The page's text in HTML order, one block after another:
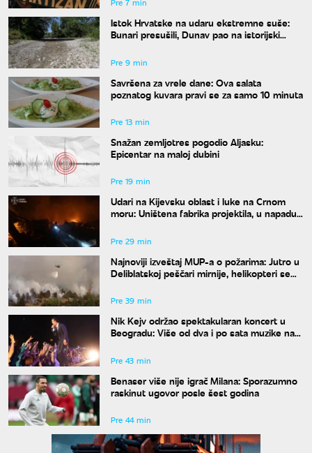
Pre 7 min
Istok Hrvatske na udaru ekstremne suše:
Bunari presušili, Dunav pao na istorijski
Pre 9 min
Savršena za vrele dane: Ova salata
poznatog kuvara pravi se za samo 10 minuta
Pre 13 min
Snažan zemljotres pogodio Aljasku:
Epicentar na maloj dubini
Pre 19 min
Udari na Kijevsku oblast i luke na Crnom
moru: Uništena fabrika projektila, u napadu
Pre 29 min
Najnoviji izveštaj MUP-a o požarima: Jutro u
Deliblatskoj peščari mirnije, helikopteri se
Pre 39 min
Nik Kejv održao spektakularan koncert u
Beogradu: Više od dva i po sata muzike na
Pre 43 min
Benaser više nije igrač Milana: Sporazumno
raskinut ugovor posle šest godina
Pre 44 min